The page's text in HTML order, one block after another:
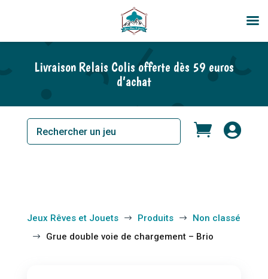
Livraison Relais Colis offerte dès 59 euros
d’achat
 
Jeux Rêves et Jouets $ Produits $ Non classé
$ Grue double voie de chargement – Brio